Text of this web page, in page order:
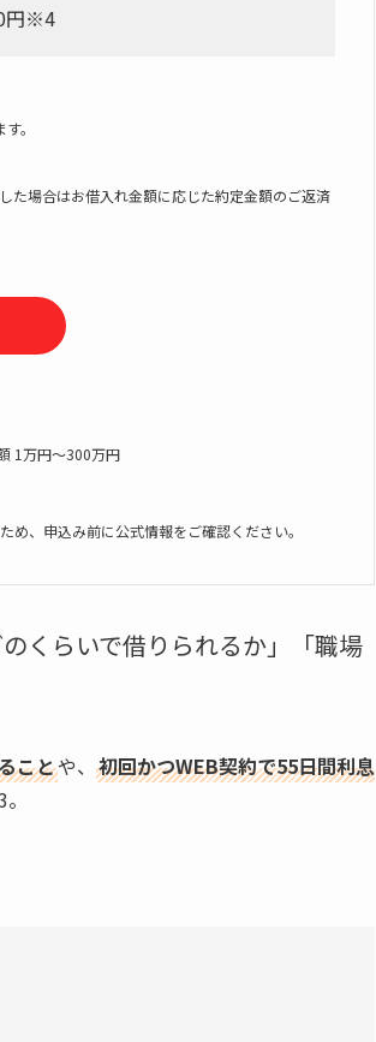
円※4
。
た場合はお借入れ金額に応じた約定金額のご返済
1万円〜300万円
、申込み前に公式情報をご確認ください。
のくらいで借りられるか」「職場
ことや、 初回かつWEB契約で55日間利息